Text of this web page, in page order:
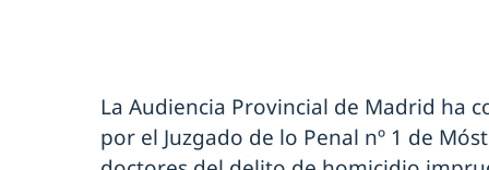
La Audiencia Provincial de Madrid ha
por el Juzgado de lo Penal nº 1 de